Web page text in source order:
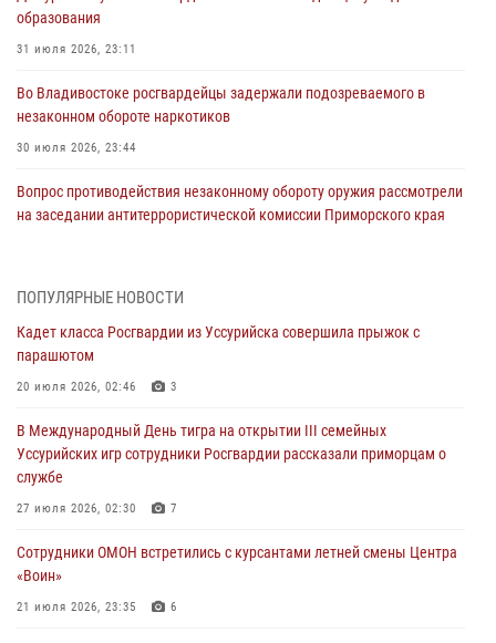
образования
31 июля 2026, 23:11
Во Владивостоке росгвардейцы задержали подозреваемого в
незаконном обороте наркотиков
30 июля 2026, 23:44
Вопрос противодействия незаконному обороту оружия рассмотрели
на заседании антитеррористической комиссии Приморского края
Во Владивостоке во дворе жилого дома сотрудники
29 июля 2026, 01:17
В День Крещения Руси в Князь-Владимирском храме – Главном
ходом
28 июля 2026, 10:29 3
Росгвардейцы в Приморье приняли участие в молебне,
28 июля 2026, 05:39
В Международный День тигра на открытии III семейных
ПОПУЛЯРНЫЕ НОВОСТИ
Кадет класса Росгвардии из Уссурийска совершила прыжок с
парашютом
20 июля 2026, 02:46 3
В Международный День тигра на открытии III семейных
Уссурийских игр сотрудники Росгвардии рассказали приморцам о
службе
27 июля 2026, 02:30 7
Сотрудники ОМОН встретились с курсантами летней смены Центра
«Воин»
21 июля 2026, 23:35 6